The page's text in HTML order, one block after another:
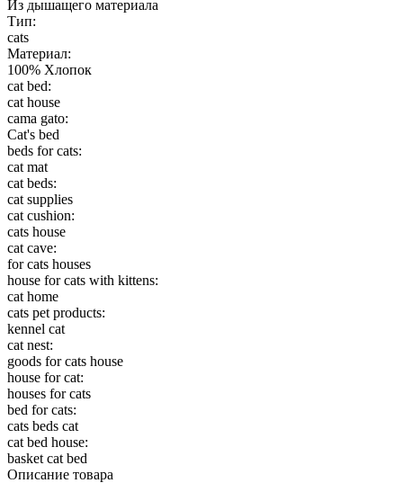
Из дышащего материала
Тип:
cats
Материал:
100% Хлопок
cat bed:
cat house
cama gato:
Cat's bed
beds for cats:
cat mat
cat beds:
cat supplies
cat cushion:
cats house
cat cave:
for cats houses
house for cats with kittens:
cat home
cats pet products:
kennel cat
cat nest:
goods for cats house
house for cat:
houses for cats
bed for cats:
cats beds cat
cat bed house:
basket cat bed
Описание товара